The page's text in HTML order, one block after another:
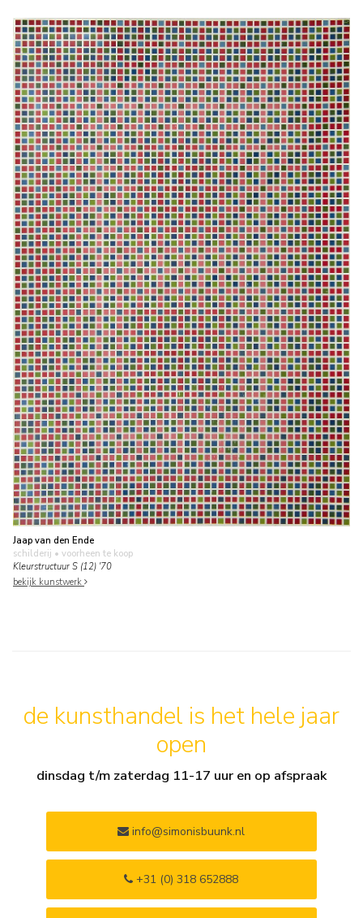
Jaap van den Ende
schilderij • voorheen te koop
Kleurstructuur S (12) '70
bekijk kunstwerk
de kunsthandel is het hele jaar
open
dinsdag t/m zaterdag 11-17 uur en op afspraak
info@simonisbuunk.nl
+31 (0) 318 652888